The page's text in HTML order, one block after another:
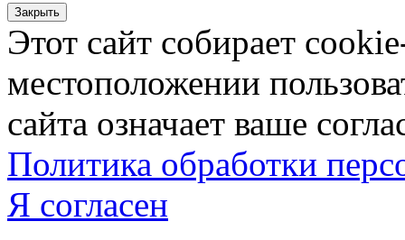
Закрыть
Этот сайт собирает
местоположении
сайта означает ваше
Политика обработки
Я согласен